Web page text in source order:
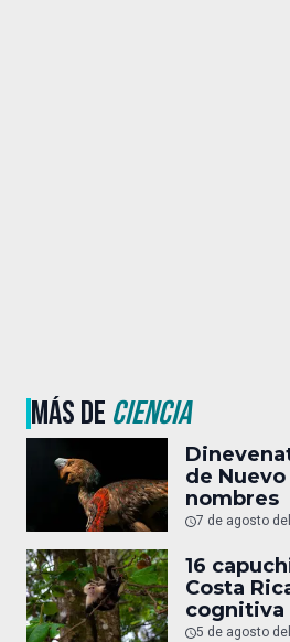
MÁS DE CIENCIA
de
nombres
7 de agosto
16
Costa
cognitiva
5 de agosto